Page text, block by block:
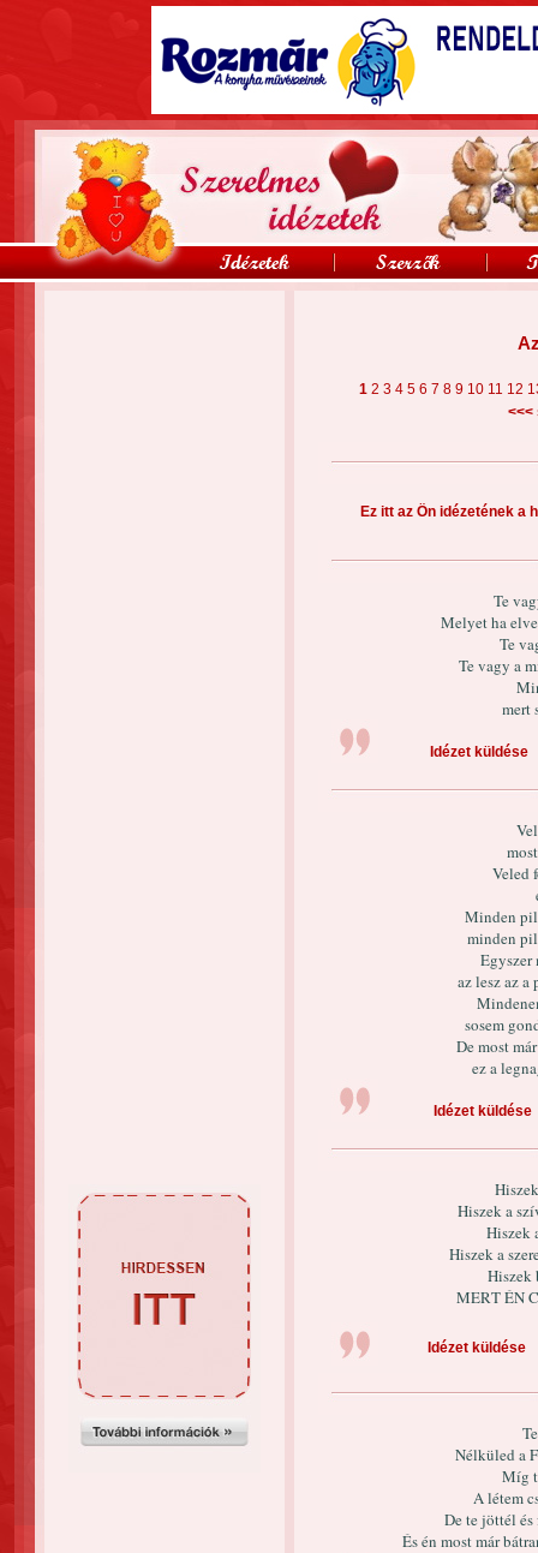
1 2 3 4 5 6 7 8 9 10 11 12
<<<
Ez itt az Ön idézetének a
Te
Melyet ha
Te
Te vagy a
mert
Idézet küldése
Veled
Minden
minden
Egyszer
az lesz az
sosem
De most
ez a
Idézet küldése
Hiszek a
Hiszek
Hiszek a
Hiszek
MERT ÉN
Idézet küldése
Nélküled a
Míg
A létem
De te jöttél
És én most már